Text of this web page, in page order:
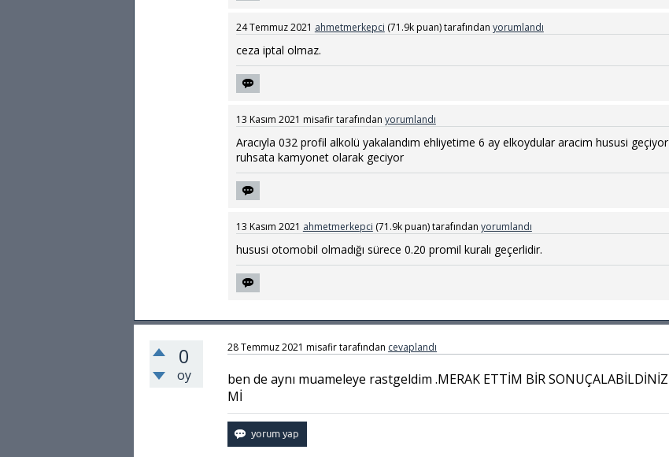
24 Temmuz 2021 ahmetmerkepci (71.9kpuan)tarafından yorumlandı
ceza iptal olmaz.
13 Kasım 2021 misafirtarafından yorumlandı
Aracıyla 032 profil alkolü yakalandım ehliyetime 6 ay elkoydular aracim hususi geçiyor
ruhsata kamyonet olarak geciyor
13 Kasım 2021 ahmetmerkepci (71.9kpuan)tarafından yorumlandı
hususi otomobil olmadığı sürece 0.20 promil kuralı geçerlidir.
0
oy
28 Temmuz 2021 misafirtarafından cevaplandı
ben de aynı muameleye rastgeldim .MERAK ETTİM BİR SONUÇALABİLDİNİZ
Mİ